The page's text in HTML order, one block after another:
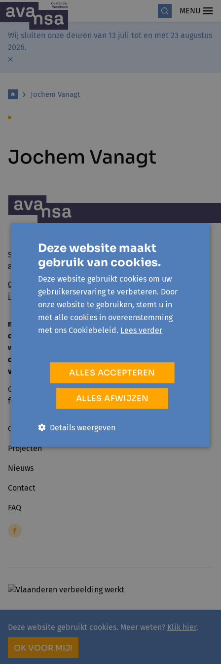
MENU
Wij sluiten onze deuren van 13 juli tot en met 23 augustus
2026.
Jochem Vanagt
Jochem Vanagt
Sint Niklaasstraat 8
8400 Oostende
059/50 39 52
info@avansa-ow.be
ma
di
9 u. - 12 u. | 14 u. - 16 u.
woe
do
vrij
Gesloten tijdens schoolvakanties en op officiële
feestdagen.
Over ons
Projecten
Nieuws
Contact
FAQ
© 2026 - avansa
Algemene voorwaarden
site by
Deze website gebruikt cookies. Meer weten? Klik hier.
OK VOOR MIJ!
Deze website maakt
gebruik van cookies.
Deze website gebruikt cookies om uw
gebruikerservaring te verbeteren. Door
onze website te gebruiken, stemt u in
met alle cookies in overeenstemming
met ons Cookiebeleid. Lees verder
ALLES ACCEPTEREN
ALLES AFWIJZEN
Details weergeven